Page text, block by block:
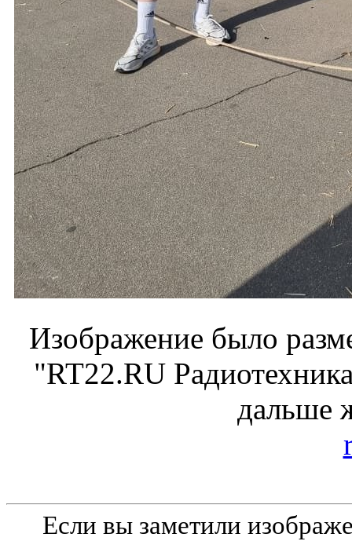
Изображение было
"RT22.RU
дальше
Если вы заметили